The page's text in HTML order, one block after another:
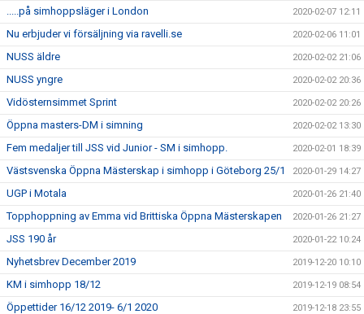
.....på simhoppsläger i London 2020-02-07 12:11
Nu erbjuder vi försäljning via ravelli.se 2020-02-06 11:01
NUSS äldre 2020-02-02 21:06
NUSS yngre 2020-02-02 20:36
Vidösternsimmet Sprint 2020-02-02 20:26
Öppna masters-DM i simning 2020-02-02 13:30
Fem medaljer till JSS vid Junior - SM i simhopp. 2020-02-01 18:39
Västsvenska Öppna Mästerskap i simhopp i Göteborg 25/1 2020-01-29 14:27
UGP i Motala 2020-01-26 21:40
Topphoppning av Emma vid Brittiska Öppna Mästerskapen 2020-01-26 21:27
JSS 190 år 2020-01-22 10:24
Nyhetsbrev December 2019 2019-12-20 10:10
KM i simhopp 18/12 2019-12-19 08:54
Öppettider 16/12 2019- 6/1 2020 2019-12-18 23:55